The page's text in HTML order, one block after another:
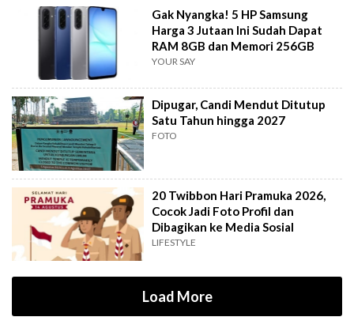
Gak Nyangka! 5 HP Samsung
Harga 3 Jutaan Ini Sudah Dapat
RAM 8GB dan Memori 256GB
YOUR SAY
Dipugar, Candi Mendut Ditutup
Satu Tahun hingga 2027
FOTO
20 Twibbon Hari Pramuka 2026,
Cocok Jadi Foto Profil dan
Dibagikan ke Media Sosial
LIFESTYLE
Load More